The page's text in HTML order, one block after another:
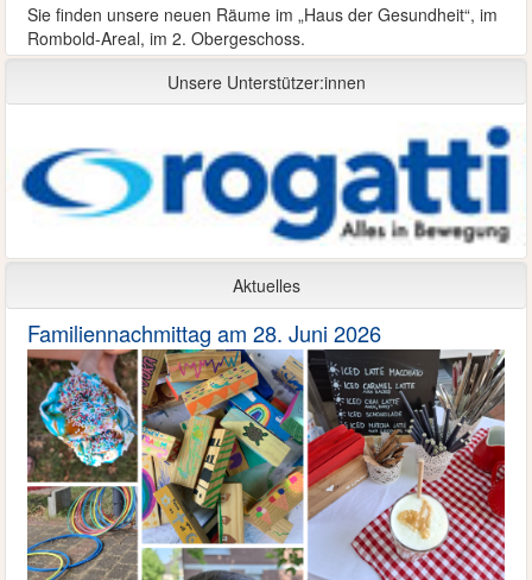
Sie finden unsere neuen Räume im „Haus der Gesundheit“, im
Rombold-Areal, im 2. Obergeschoss.
Unsere Unterstützer:innen
Aktuelles
Familiennachmittag am 28. Juni 2026